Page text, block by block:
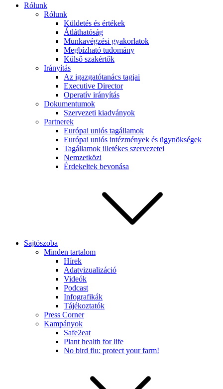
Rólunk
Rólunk
Küldetés és értékek
Átláthatóság
Munkavégzési gyakorlatok
Megbízható tudomány
Külső szakértők
Irányítás
Az igazgatótanács tagjai
Executive Director
Operatív irányítás
Dokumentumok
Szervezeti kiadványok
Partnerek
Európai uniós tagállamok
Európai uniós intézmények és ügynökségek
Tagállamok illetékes szervezetei
Nemzetközi
Érdekeltek bevonása
Sajtószoba
Minden tartalom
Hírek
Adatvizualizáció
Videók
Podcast
Infografikák
Tájékoztatók
Press Corner
Kampányok
Safe2eat
Plant health for life
No bird flu: protect your farm!